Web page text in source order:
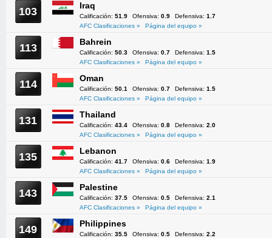
103 Iraq
Calificación: 51.9 Ofensiva: 0.9 Defensiva: 1.7
AFC Clasificaciones »
Página del equipo »
113 Bahrein
Calificación: 50.3 Ofensiva: 0.7 Defensiva: 1.5
AFC Clasificaciones »
Página del equipo »
114 Oman
Calificación: 50.1 Ofensiva: 0.7 Defensiva: 1.5
AFC Clasificaciones »
Página del equipo »
131 Thailand
Calificación: 43.4 Ofensiva: 0.8 Defensiva: 2.0
AFC Clasificaciones »
Página del equipo »
135 Lebanon
Calificación: 41.7 Ofensiva: 0.6 Defensiva: 1.9
AFC Clasificaciones »
Página del equipo »
143 Palestine
Calificación: 37.5 Ofensiva: 0.5 Defensiva: 2.1
AFC Clasificaciones »
Página del equipo »
149 Philippines
Calificación: 35.5 Ofensiva: 0.5 Defensiva: 2.2